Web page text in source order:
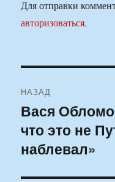
Для отправки
авторизоваться.
по
записям
НАЗАД
Предыдущая
запись:
Вася
что это не
наблевал»